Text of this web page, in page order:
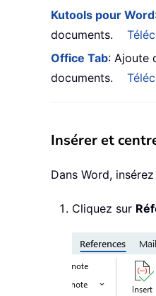
Kutools pour Word
documents.
Office Tab: Ajoute
documents.
Insérer et
Dans Word,
Cliquez sur